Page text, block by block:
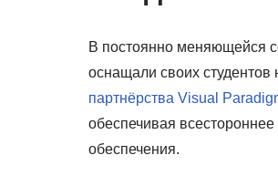
В постоянно меняющейся
оснащали своих
партнёрства Visual
обеспечивая
обеспечения.